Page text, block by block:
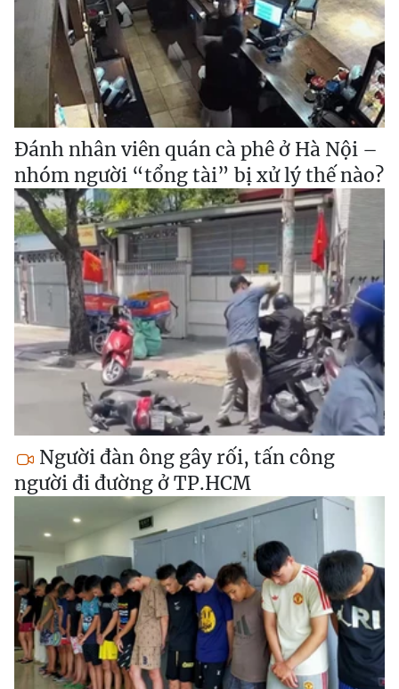
Đánh nhân viên quán cà phê ở Hà Nội –
nhóm người “tổng tài” bị xử lý thế nào?
Người đàn ông gây rối, tấn công
người đi đường ở TP.HCM